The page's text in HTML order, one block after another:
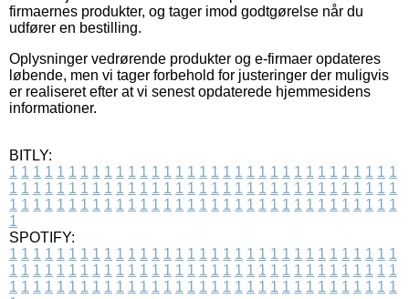
firmaernes produkter, og tager imod godtgørelse når du
udfører en bestilling.
Oplysninger vedrørende produkter og e-firmaer opdateres
løbende, men vi tager forbehold for justeringer der muligvis
er realiseret efter at vi senest opdaterede hjemmesidens
informationer.
BITLY:
1 1 1 1 1 1 1 1 1 1 1 1 1 1 1 1 1 1 1 1 1 1 1 1 1 1 1 1 1 1 1 1 1
1 1 1 1 1 1 1 1 1 1 1 1 1 1 1 1 1 1 1 1 1 1 1 1 1 1 1 1 1 1 1 1 1
1 1 1 1 1 1 1 1 1 1 1 1 1 1 1 1 1 1 1 1 1 1 1 1 1 1 1 1 1 1 1 1 1
1
SPOTIFY:
1 1 1 1 1 1 1 1 1 1 1 1 1 1 1 1 1 1 1 1 1 1 1 1 1 1 1 1 1 1 1 1 1
1 1 1 1 1 1 1 1 1 1 1 1 1 1 1 1 1 1 1 1 1 1 1 1 1 1 1 1 1 1 1 1 1
1 1 1 1 1 1 1 1 1 1 1 1 1 1 1 1 1 1 1 1 1 1 1 1 1 1 1 1 1 1 1 1 1